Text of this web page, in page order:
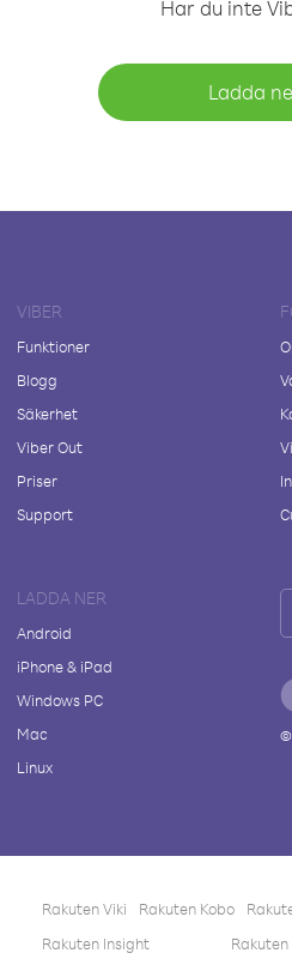
Har du inte
Ladda
VIBER
Funktioner
Blogg
Säkerhet
Viber Out
Priser
Support
LADDA NER
Android
iPhone & iPad
Windows PC
Mac
Linux
©
Rakuten Viki Rakuten Kobo
Rakuten Insight
Rakuten